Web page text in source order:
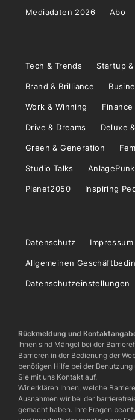
Mediadaten 2026 Abo
Tech & Trends Startup
Brand & Brilliance
Work & Winning
Drive & Dreams Deluxe
Green & Generation
Studio Talks AnlagePunk
Planet2050 Inspiring
Datenschutz Impressum
Allgemeinen
Datenschutzeinstellungen
Rückmeldung und
Ihnen sind Mängel bei der
Barrieren in der Bedienung der
benötigen Hilfe bei der
Sie mit uns Kontakt auf.
Wir erklären Ihnen, welche
Ausnahmen wir bei der
gemacht haben. Ihre Fragen